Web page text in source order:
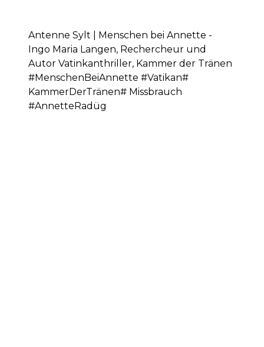
Antenne Sylt | Menschen bei Annette -
Ingo Maria Langen, Rechercheur und
Autor Vatinkanthriller, Kammer der Tränen
#MenschenBeiAnnette #Vatikan#
KammerDerTränen# Missbrauch
#AnnetteRadüg